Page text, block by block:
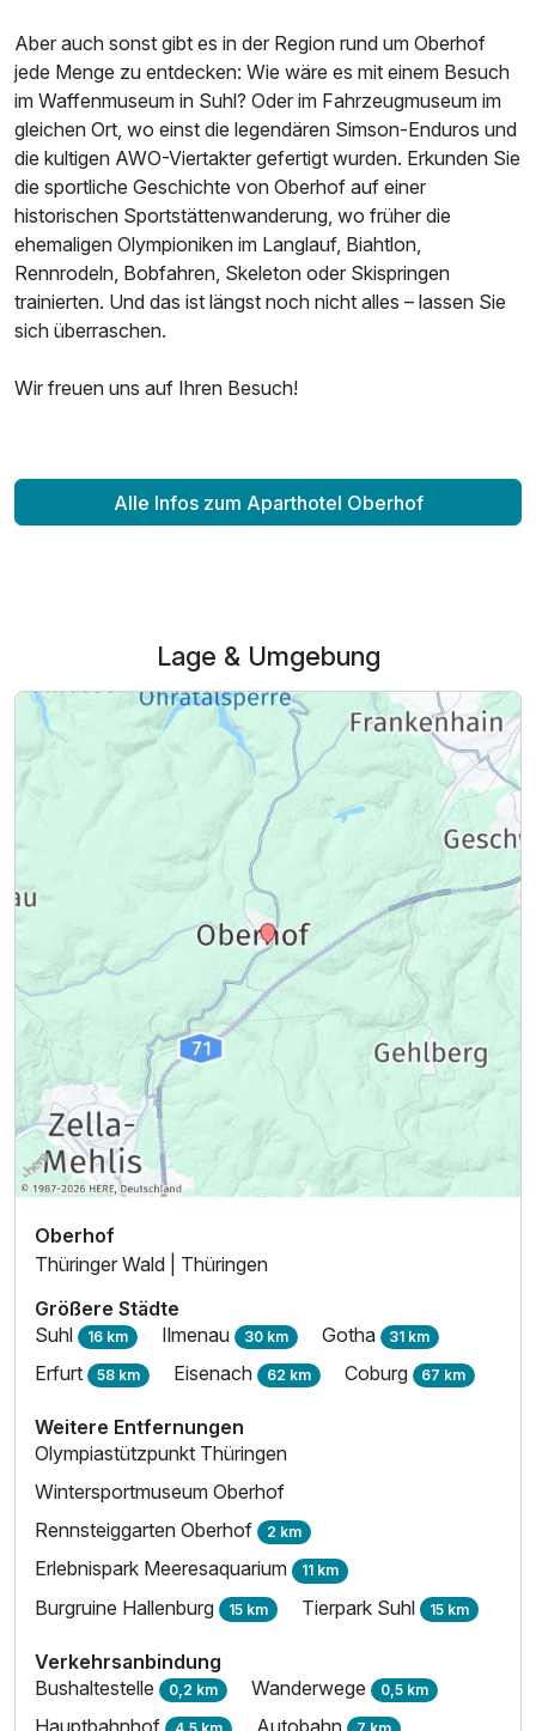
Aber auch sonst gibt es in der Region rund um Oberhof
jede Menge zu entdecken: Wie wäre es mit einem Besuch
im Waffenmuseum in Suhl? Oder im Fahrzeugmuseum im
gleichen Ort, wo einst die legendären Simson-Enduros und
die kultigen AWO-Viertakter gefertigt wurden. Erkunden Sie
die sportliche Geschichte von Oberhof auf einer
historischen Sportstättenwanderung, wo früher die
ehemaligen Olympioniken im Langlauf, Biahtlon,
Rennrodeln, Bobfahren, Skeleton oder Skispringen
trainierten. Und das ist längst noch nicht alles – lassen Sie
sich überraschen.
Wir freuen uns auf Ihren Besuch!
Alle Infos zum Aparthotel Oberhof
Lage & Umgebung
Oberhof
Thüringer Wald | Thüringen
Größere Städte
Suhl 16 km Ilmenau 30 km Gotha 31 km
Erfurt 58 km Eisenach 62 km Coburg 67 km
Weitere Entfernungen
Olympiastützpunkt Thüringen
Wintersportmuseum Oberhof
Rennsteiggarten Oberhof 2 km
Erlebnispark Meeresaquarium 11 km
Burgruine Hallenburg 15 km Tierpark Suhl 15 km
Verkehrsanbindung
Bushaltestelle 0,2 km Wanderwege 0,5 km
Hauptbahnhof Autobahn